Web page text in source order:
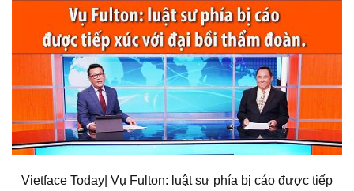
Vietface Today| Vụ Fulton: luật sư phía bị cáo được tiếp